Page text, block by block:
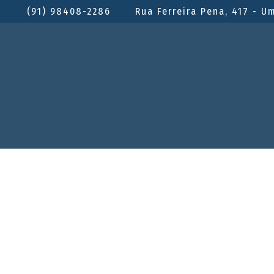
(91) 98408-2286 Rua Ferreira Pena, 417 -